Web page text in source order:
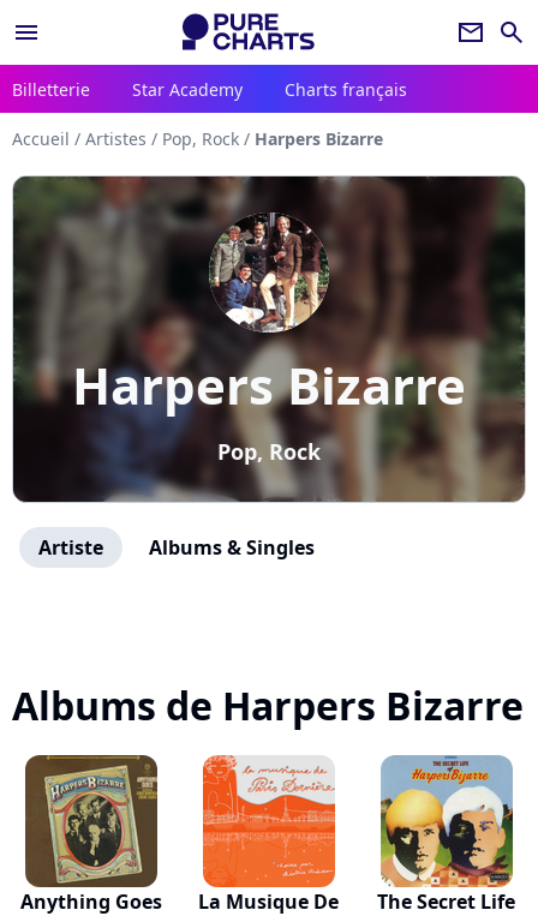
menu newsletter search
Billetterie Star Academy Charts français
Accueil / Artistes / Pop, Rock / Harpers Bizarre
Harpers Bizarre
Pop, Rock
Artiste Albums & Singles
Albums de Harpers Bizarre
Anything Goes
La Musique De
The Secret Life